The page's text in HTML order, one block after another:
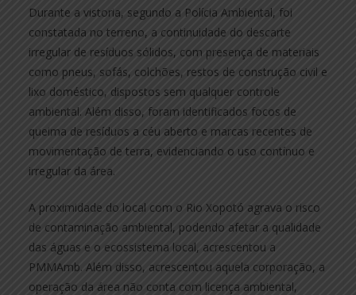
Durante a vistoria, segundo a Polícia Ambiental, foi
constatada no terreno, a continuidade do descarte
irregular de resíduos sólidos, com presença de materiais
como pneus, sofás, colchões, restos de construção civil e
lixo doméstico, dispostos sem qualquer controle
ambiental. Além disso, foram identificados focos de
queima de resíduos a céu aberto e marcas recentes de
movimentação de terra, evidenciando o uso contínuo e
irregular da área.
A proximidade do local com o Rio Xopotó agrava o risco
de contaminação ambiental, podendo afetar a qualidade
das águas e o ecossistema local, acrescentou a
PMMAmb. Além disso, acrescentou aquela corporação, a
operação da área não conta com licença ambiental,